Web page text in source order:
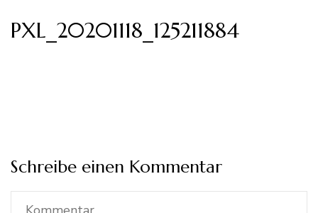
PXL_20201118_125211884
Schreibe einen Kommentar